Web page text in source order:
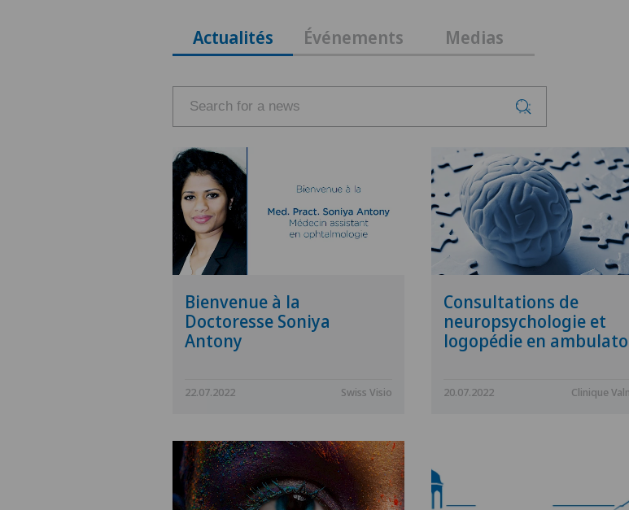
Actualités Événements Medias
Bienvenue à la
Doctoresse Soniya
Antony
22.07.2022 Swiss Visio
Consultations de
neuropsychologie et
logopédie en
20.07.2022 Clinique